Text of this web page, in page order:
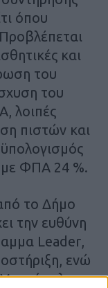
όπου
και
του
του
λοιπές
πιστών και
με ΦΠΑ 24 %.
το Δήμο
την ευθύνη
Leader,
ενώ
Μητρόπολη